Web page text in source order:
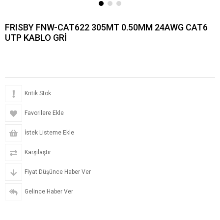
FRISBY FNW-CAT622 305MT 0.50MM 24AWG CAT6
UTP KABLO GRİ
Kritik Stok
Favorilere Ekle
İstek Listeme Ekle
Karşılaştır
Fiyat Düşünce Haber Ver
Gelince Haber Ver